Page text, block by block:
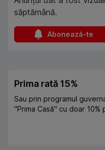
săptămână.
Abonează-te
Prima rată 15%
Sau prin programul
"Prima Casă" cu doar 10%